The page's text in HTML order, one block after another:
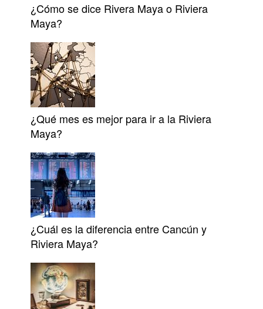
¿Cómo se dice Rivera Maya o Riviera
Maya?
¿Qué mes es mejor para ir a la Riviera
Maya?
¿Cuál es la diferencia entre Cancún y
Riviera Maya?